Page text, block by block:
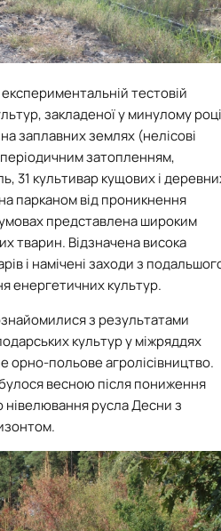
тестовій
закладеної у минулому році
заплавних землях (нелісові
затопленням,
31 культивар кущових і
парканом від проникнення
представлена широким
тварин. Відзначена висока
і намічені заходи з
енергетичних культур.
з результатами
культур у міжряддях
орно-польове агролісівництво.
весною після пониження
нівелювання русла Десни з